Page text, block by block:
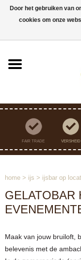
Verzending binnen
FAIR TRADE VERSHEID
home > ijs > ijsbar op
GELATOBAR
Maak van jouw bruiloft,
belevenis met de
Door het gebruiken van
cookies om onze